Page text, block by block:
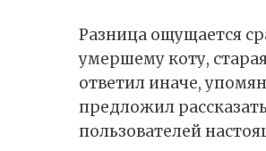
Разница ощущается
умершему коту,
ответил иначе,
предложил
пользователей